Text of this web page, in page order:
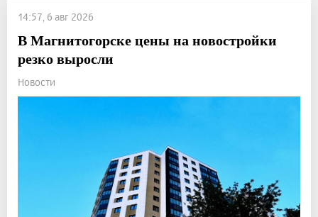
14:57, 6 авг 2026
В Магнитогорске цены на новостройки
резко выросли
Новости